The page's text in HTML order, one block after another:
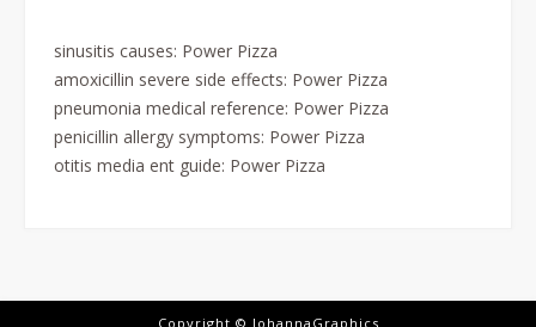
sinusitis causes: Power Pizza
amoxicillin severe side effects: Power Pizza
pneumonia medical reference: Power Pizza
penicillin allergy symptoms: Power Pizza
otitis media ent guide: Power Pizza
Copyright © JohannaGraphics